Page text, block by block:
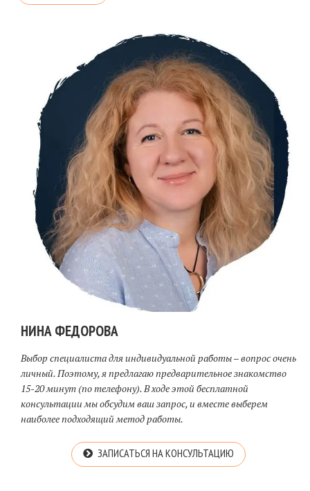
НИНА ФЕДОРОВА
Выбор специалиста для индивидуальной работы – вопрос очень
личный. Поэтому, я предлагаю предварительное знакомство
15-20 минут (по телефону). В ходе этой бесплатной
консультации мы обсудим ваш запрос, и вместе выберем
наиболее подходящий метод работы.
ЗАПИСАТЬСЯ НА КОНСУЛЬТАЦИЮ